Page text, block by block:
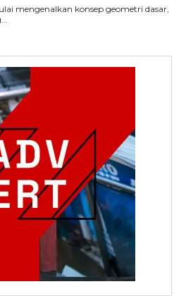
mengenalkan konsep geometri dasar,